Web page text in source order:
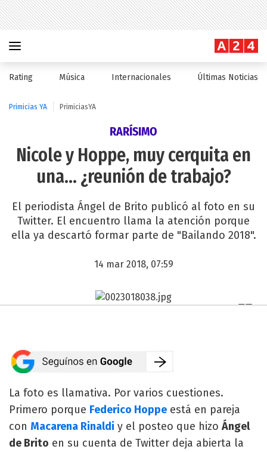
Rating Música Internacionales Últimas Noticias
Primicias YA PrimiciasYA
RARÍSIMO
Nicole y Hoppe, muy cerquita en
una... ¿reunión de trabajo?
El periodista Ángel de Brito publicó al foto en su
Twitter. El encuentro llama la atención porque
ella ya descartó formar parte de "Bailando 2018".
14 mar 2018, 07:59
La foto es llamativa. Por varios cuestiones.
Primero porque Federico Hoppe está en pareja
con Macarena Rinaldi y el posteo que hizo Ángel
de Brito en su cuenta de Twitter deja abierta la